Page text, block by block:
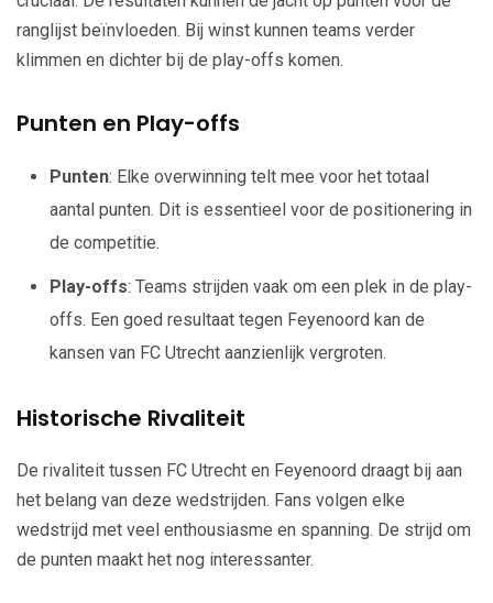
ranglijst beïnvloeden. Bij winst kunnen teams verder
klimmen en dichter bij de play-offs komen.
Punten en Play-offs
Punten: Elke overwinning telt mee voor het totaal
aantal punten. Dit is essentieel voor de positionering in
de competitie.
Play-offs: Teams strijden vaak om een plek in de play-
offs. Een goed resultaat tegen Feyenoord kan de
kansen van FC Utrecht aanzienlijk vergroten.
Historische Rivaliteit
De rivaliteit tussen FC Utrecht en Feyenoord draagt bij aan
het belang van deze wedstrijden. Fans volgen elke
wedstrijd met veel enthousiasme en spanning. De strijd om
de punten maakt het nog interessanter.